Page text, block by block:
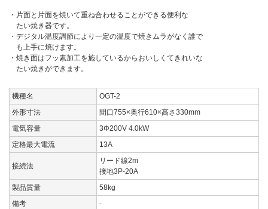
・片面と片面を焼いて重ね合わせることができる便利な
たい焼き器です。
・デジタル温度調節により一定の温度で焼きムラがなく誰で
も上手に焼けます。
・焼き面はフッ素加工を施しているからおいしくてきれいな
たい焼きができます。
機種名
OGT-2
外形寸法
間口755×奥行610×高さ330mm
電気容量
3Φ200V 4.0kW
定格最大電流
13A
接続法
リード線2m
接地3P-20A
製品質量
58kg
備考
-